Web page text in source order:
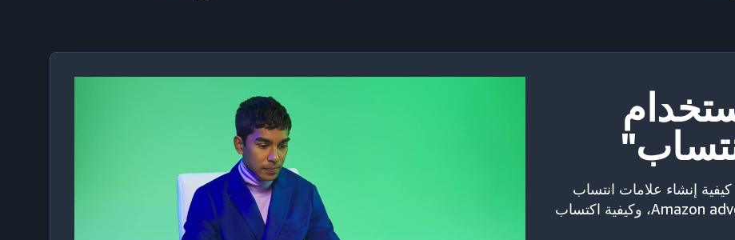
إنشاء علامات انتساب
لقياس الوسائط الإعلانية غير التابعة لـ Amazon advertising، وكيفية اكتساب